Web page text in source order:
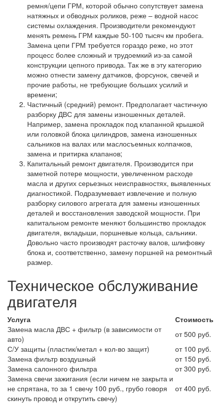
ремня/цепи ГРМ, которой обычно сопутствует замена
натяжных и обводных роликов, реже – водной насос
системы охлаждения. Производители рекомендуют
менять ремень ГРМ каждые 50-100 тысяч км пробега.
Замена цепи ГРМ требуется гораздо реже, но этот
процесс более сложный и трудоемкий из-за самой
конструкции цепного привода. Так же в эту категорию
можно отнести замену датчиков, форсунок, свечей и
прочие работы, не требующие больших усилий и
времени;
Частичный (средний) ремонт. Предполагает частичную
разборку ДВС для замены изношенных деталей.
Например, замена прокладок под клапанной крышкой
или головкой блока цилиндров, замена изношенных
сальников на валах или маслосъемных колпачков,
замена и притирка клапанов;
Капитальный ремонт двигателя. Производится при
заметной потере мощности, увеличенном расходе
масла и других серьезных неисправностях, выявленных
диагностикой. Подразумевает извлечение и полную
разборку силового агрегата для замены изношенных
деталей и восстановления заводской мощности. При
капитальном ремонте меняют большинство прокладок
двигателя, вкладыши, поршневые кольца, сальники.
Довольно часто производят расточку валов, шлифовку
блока и, соответственно, замену поршней на ремонтный
размер.
Техническое обслуживание
двигателя
Услуга
Стоимость
Замена масла ДВС + фильтр (в зависимости от
авто)
от 500 руб.
С/У защиты (пластик/метал + кол-во защит)
от 100 руб.
Замена фильтр воздушный
от 150 руб.
Замена салонного фильтра
от 300 руб.
Замена свечи зажигания (если ничем не закрыта и
не спрятана, то за 1 свечу 100 руб., грубо говоря
скинуть провод и открутить свечу)
от 400 руб.